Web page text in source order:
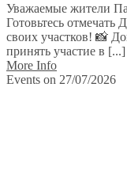
Уважаемые жители
Готовьтесь отмечать
своих участков! 📸
принять участие в [...]
More Info
Events on 27/07/2026